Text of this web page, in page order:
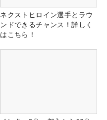
ネクストヒロイン選手とラウ
ンドできるチャンス！詳しく
はこちら！